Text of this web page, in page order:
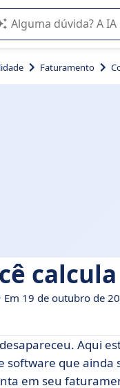
A IA do Appvizer o
Faturamento
Em 19 de outubro de
Imposto CNAPS
CNAPS? Definição
desapareceu. Aqui
software que
em seu